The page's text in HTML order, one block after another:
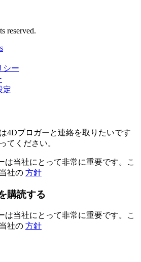
reserved.
シー
定
4Dブロガーと連絡を取りたいです
てください。
は当社にとって非常に重要です。こ
社の 方針
購読する
は当社にとって非常に重要です。こ
社の 方針